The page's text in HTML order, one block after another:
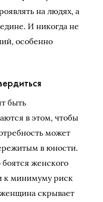
на людях, а
И никогда не
особенно
быть
в этом, чтобы
может
в юности.
женского
к минимуму риск
скрывает